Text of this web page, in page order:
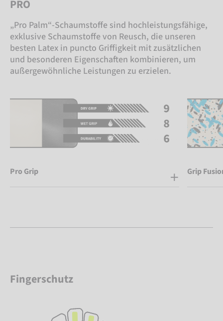
PRO
„Pro Palm“-Schaumstoffe sind hochleistungsfähige,
exklusive Schaumstoffe von Reusch, die unseren
besten Latex in puncto Griffigkeit mit zusätzlichen
und besonderen Eigenschaften kombinieren, um
außergewöhnliche Leistungen zu erzielen.
Pro Grip Grip
Fingerschutz